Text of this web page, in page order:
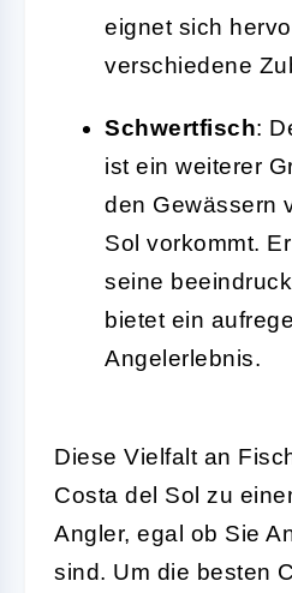
eignet sich
verschiedene
Schwertfisch:
ist ein weiterer
den Gewässern
Sol vorkommt.
seine
bietet ein
Angelerlebnis.
Diese Vielfalt an
Costa del Sol zu
Angler, egal ob Sie
sind. Um die besten